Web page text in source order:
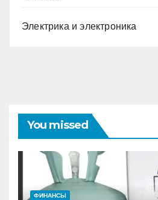
Электрика и электроника
You missed
ФИНАНСЫ